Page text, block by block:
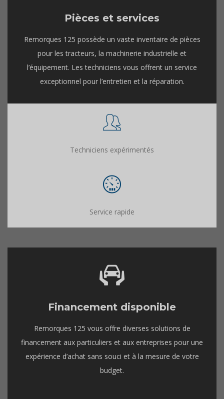
Pièces et services
Remorques 125 possède un vaste inventaire de pièces
pour les tracteurs, la machinerie industrielle et
l’équipement. Les techniciens vous offrent un service
exceptionnel pour l’entretien et la réparation.
Techniciens expérimentés
Service rapide
Financement disponible
Remorques 125 vous offre diverses solutions de
financement aux particuliers et aux entreprises pour une
expérience d’achat sans souci et à la mesure de votre
budget.